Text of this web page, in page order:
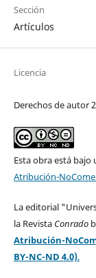
Sección
Artículos
Licencia
Derechos de autor
Esta obra está bajo
Atribución-
La editorial
la Revista Conrado
Atribución-
BY-NC-ND 4.0).